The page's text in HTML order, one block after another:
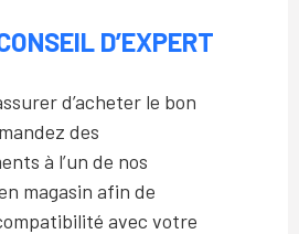
D’EXPERT
d’acheter le bon
des
à l’un de nos
magasin afin de
avec votre